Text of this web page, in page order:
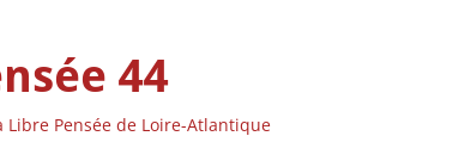
44
Pensée de Loire-Atlantique